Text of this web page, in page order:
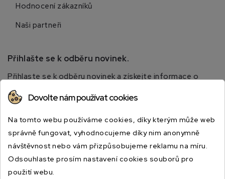
Hodnocení zákazníků
Naši partneři
Přihlašte se k odběru novinek.
Přihlaste se k odběru novinek a získejte informace o
speciálních slevách.
Dovolte nám používat cookies
Na tomto webu používáme cookies, díky kterým může web
správně fungovat, vyhodnocujeme díky nim anonymně
návštěvnost nebo vám přizpůsobujeme reklamu na míru.
Odsouhlaste prosím nastavení cookies souborů pro
použití webu.